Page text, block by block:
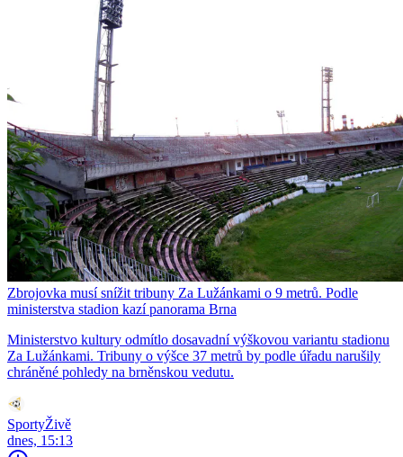
Zbrojovka musí snížit tribuny Za Lužánkami o 9 metrů. Podle
ministerstva stadion kazí panorama Brna
Ministerstvo kultury odmítlo dosavadní výškovou variantu stadionu
Za Lužánkami. Tribuny o výšce 37 metrů by podle úřadu narušily
chráněné pohledy na brněnskou vedutu.
SportyŽivě
dnes, 15:13